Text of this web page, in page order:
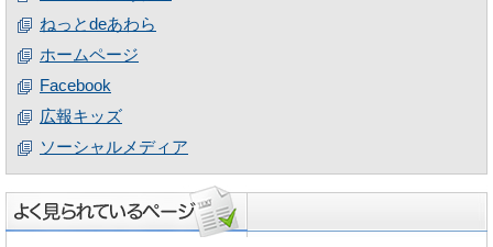
ねっとdeあわら
ホームページ
Facebook
広報キッズ
ソーシャルメディア